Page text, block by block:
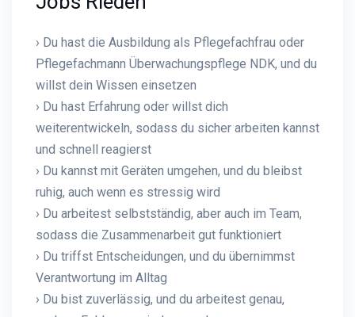
› Du hast die Ausbildung als Pflegefachfrau oder
Pflegefachmann Überwachungspflege NDK, und du
willst dein Wissen einsetzen
› Du hast Erfahrung oder willst dich
weiterentwickeln, sodass du sicher arbeiten kannst
und schnell reagierst
› Du kannst mit Geräten umgehen, und du bleibst
ruhig, auch wenn es stressig wird
› Du arbeitest selbstständig, aber auch im Team,
sodass die Zusammenarbeit gut funktioniert
› Du triffst Entscheidungen, und du übernimmst
Verantwortung im Alltag
› Du bist zuverlässig, und du arbeitest genau,